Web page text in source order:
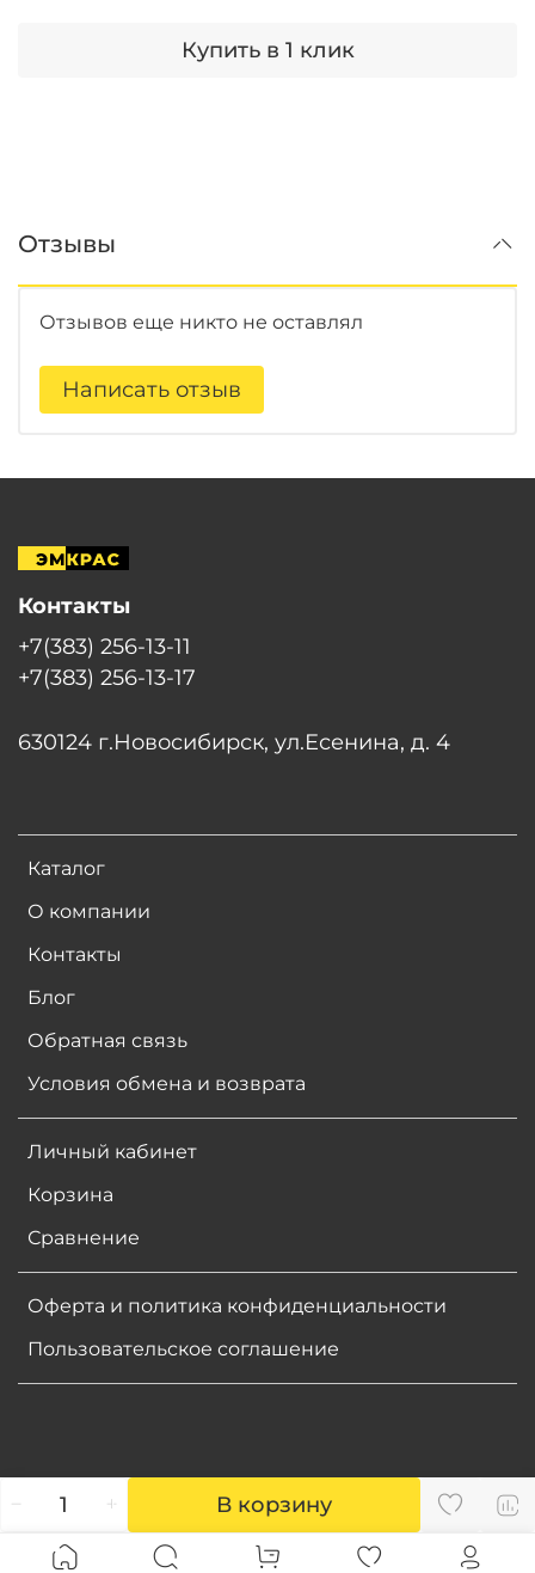
В корзину
Купить в 1 клик
Отзывы
Отзывов еще никто не оставлял
Написать отзыв
Каталог
О компании
Контакты
Блог
Обратная связь
Условия обмена и возврата
Личный кабинет
Корзина
Сравнение
Оферта и политика конфиденциальности
Пользовательское соглашение
Контакты
+7(383) 256-13-11
+7(383) 256-13-17
630124 г.Новосибирск, ул.Есенина, д. 4